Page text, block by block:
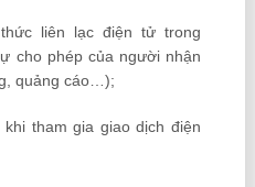
liên lạc điện tử trong
cho phép của người nhận
quảng cáo…);
tham gia giao dịch điện